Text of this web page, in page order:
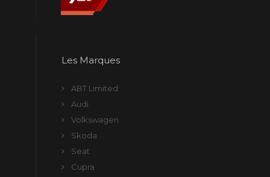
Les Marques
ABT Limited
Audi
Volkswagen
Skoda
Seat
Cupra